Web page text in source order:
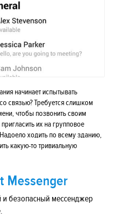
начинает испытывать
связью? Требуется слишком
чтобы позвонить своим
их на групповое
ходить по всему зданию,
какую-то тривиальную
Messenger
безопасный мессенджер